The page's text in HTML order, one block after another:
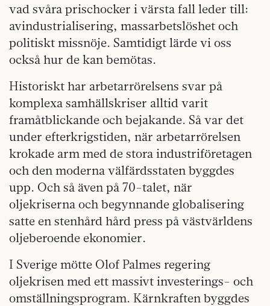
vad svåra prischocker i värsta fall leder till:
avindustrialisering, massarbetslöshet och
politiskt missnöje. Samtidigt lärde vi oss
också hur de kan bemötas.
Historiskt har arbetarrörelsens svar på
komplexa samhällskriser alltid varit
framåtblickande och bejakande. Så var det
under efterkrigstiden, när arbetarrörelsen
krokade arm med de stora industriföretagen
och den moderna välfärdsstaten byggdes
upp. Och så även på 70-talet, när
oljekriserna och begynnande globalisering
satte en stenhård hård press på västvärldens
oljeberoende ekonomier.
I Sverige mötte Olof Palmes regering
oljekrisen med ett massivt investerings- och
omställningsprogram. Kärnkraften byggdes